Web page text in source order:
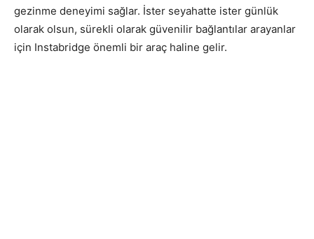
gezinme deneyimi sağlar. İster seyahatte ister günlük
olarak olsun, sürekli olarak güvenilir bağlantılar arayanlar
için Instabridge önemli bir araç haline gelir.